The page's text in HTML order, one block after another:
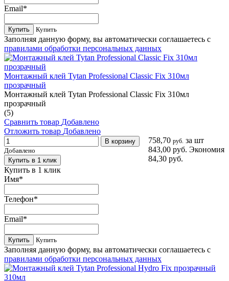
Email*
Купить Купить
Заполняя данную форму, вы автоматически соглашаетесь с
правилами обработки персональных данных
Монтажный клей Tytan Professional Classic Fix 310мл
прозрачный
Монтажный клей Tytan Professional Classic Fix 310мл
прозрачный
(5)
Сравнить товар Добавлено
Отложить товар Добавлено
758,70 руб. за шт
843,00 руб. Экономия
84,30 руб.
В корзину
Добавлено
Купить в 1 клик
Купить в 1 клик
Имя*
Телефон*
Email*
Купить Купить
Заполняя данную форму, вы автоматически соглашаетесь с
правилами обработки персональных данных